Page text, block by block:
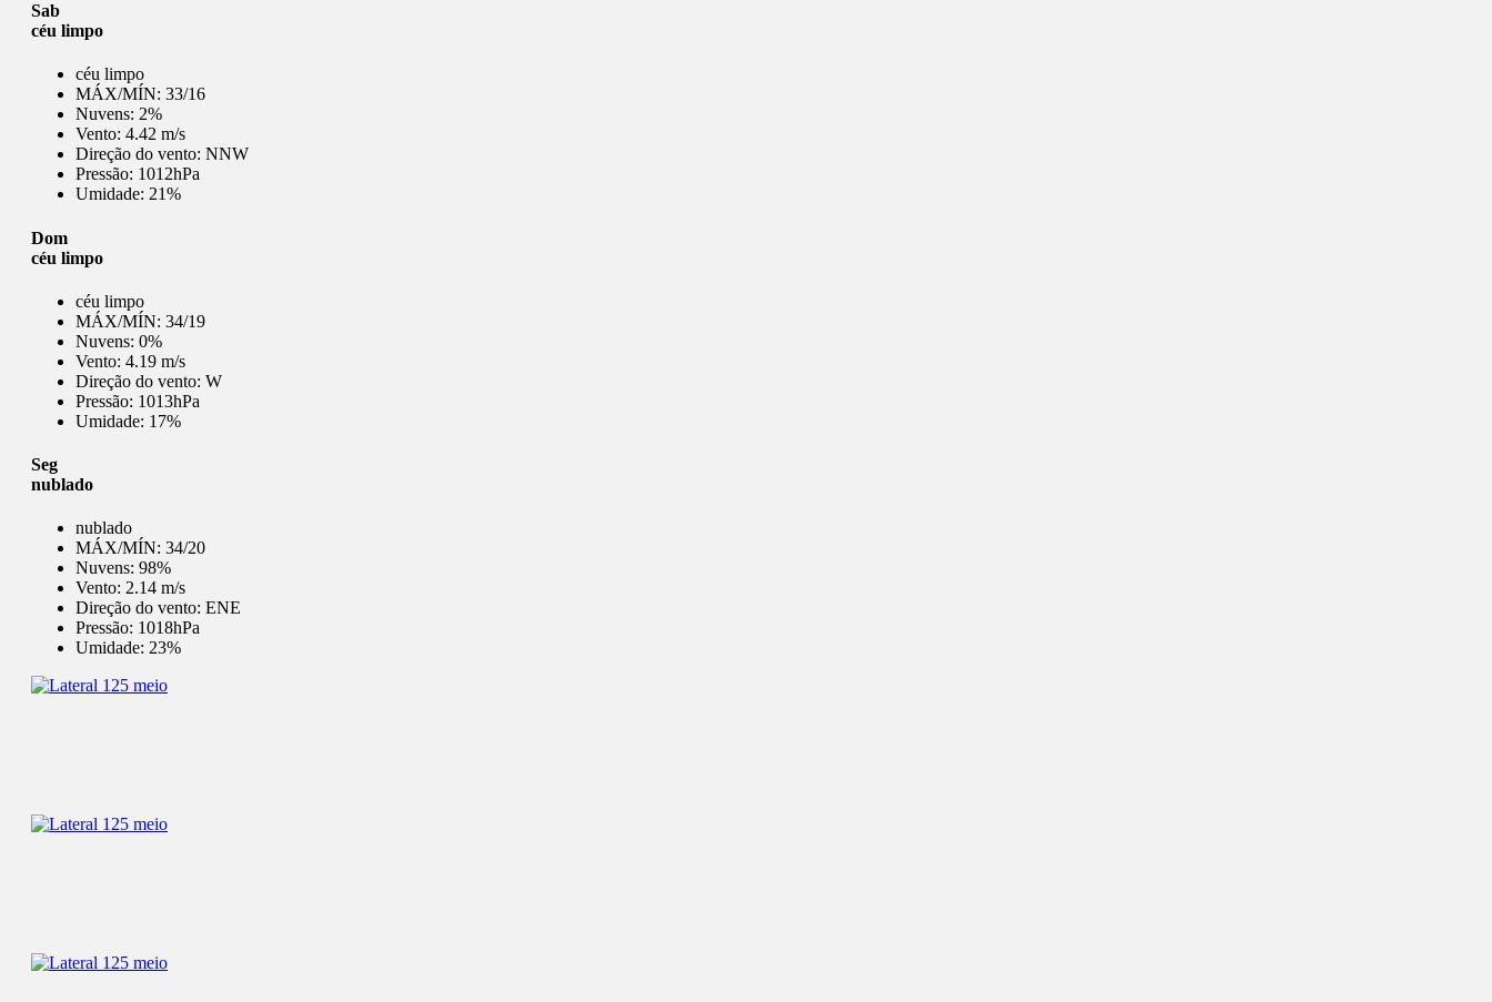
Sab
céu limpo
céu limpo
MÁX/MÍN: 33/16
Nuvens: 2%
Vento: 4.42 m/s
Direção do vento: NNW
Pressão: 1012hPa
Umidade: 21%
Dom
céu limpo
céu limpo
MÁX/MÍN: 34/19
Nuvens: 0%
Vento: 4.19 m/s
Direção do vento: W
Pressão: 1013hPa
Umidade: 17%
Seg
nublado
nublado
MÁX/MÍN: 34/20
Nuvens: 98%
Vento: 2.14 m/s
Direção do vento: ENE
Pressão: 1018hPa
Umidade: 23%